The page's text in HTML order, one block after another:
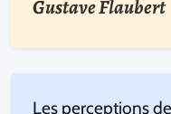
Gustave Flaubert
Les perceptions